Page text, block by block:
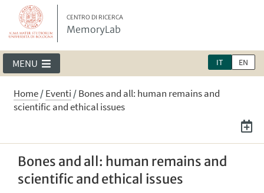
CENTRO DI RICERCA
MemoryLab
IT EN
MENU
Home/Eventi /Bones and all: human remains and
scientific and ethical issues
Bones and all: human remains and
scientific and ethical issues